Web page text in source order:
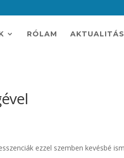
RÓLAM
ezzel szemben kevésbé